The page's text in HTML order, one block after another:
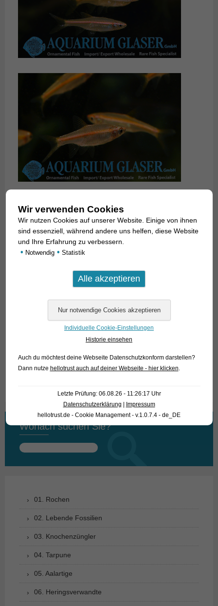
Unter ihnen istTrigonopoma pauciperforatum
Rasbora pauciperforata), die wir jetzt wieder einmal aus
Indonesien erhalten haben, eine der hübschesten. In der Tat
sieht der gewöhnlich bis zu 4 cm lange (manche
Literaturangaben sagen bis zu 7 cm) Fisch wie eine
Zwillingsart des Glühlichtsalmlers (Hemigrammus
) aus dem Essequibo River in Guyana aus,
Für unsere Kunden: die Tiere haben Code 452602 auf
unserer Stockliste. Bitte beachten Sie, dass wir
Wonach suchen Sie?
Suchen
01. Rochen
02. Lebende Fossilien
03. Knochenzüngler
04. Tarpune
05. Aalartige
06. Heringsverwandte
Wir verwenden Cookies
Wir nutzen Cookies auf unserer Website. Einige von ihnen
sind essenziell, während andere uns helfen, diese Website
und Ihre Erfahrung zu verbessern.
• Notwendig • Statistik
Individuelle Cookie-Einstellungen
Historie einsehen
Auch du möchtest deine Webseite Datenschutzkonform darstellen?
Dann nutze hellotrust auch auf deiner Webseite - hier klicken
Letzte Prüfung: 06.08.26 - 11:26:17 Uhr
Datenschutzerklärung | Impressum
hellotrust.de - Cookie Management - v.1.0.7.4 - de_DE